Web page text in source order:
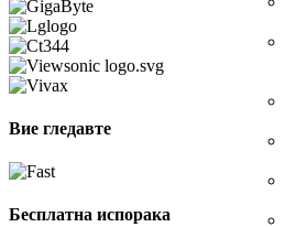
Вие гледавте
Бесплатна испорака